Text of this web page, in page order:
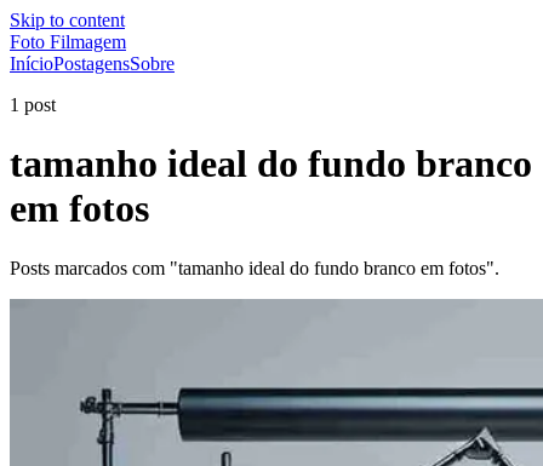
Skip to content
Foto Filmagem
InícioPostagensSobre
1 post
tamanho ideal do fundo branco
em fotos
Posts marcados com "tamanho ideal do fundo branco em fotos".